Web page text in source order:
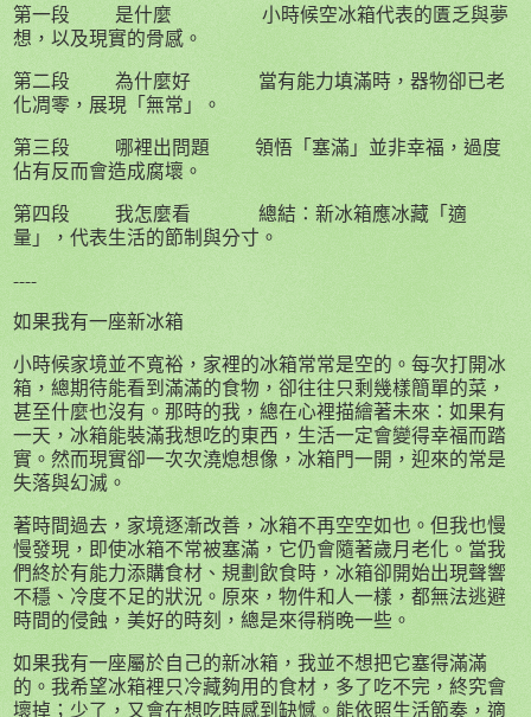
第一段
是什麼
小時候空冰箱代表的匱乏與夢
想，以及現實的骨感。
第二段
為什麼好
當有能力填滿時，器物卻已老
化凋零，展現「無常」。
第三段
哪裡出問題
領悟「塞滿」並非幸福，過度
佔有反而會造成腐壞。
第四段
我怎麼看
總結：新冰箱應冰藏「適
量」，代表生活的節制與分寸。
----
如果我有一座新冰箱
小時候家境並不寬裕，家裡的冰箱常常是空的。每次打開冰
箱，總期待能看到滿滿的食物，卻往往只剩幾樣簡單的菜，
甚至什麼也沒有。那時的我，總在心裡描繪著未來：如果有
一天，冰箱能裝滿我想吃的東西，生活一定會變得幸福而踏
實。然而現實卻一次次澆熄想像，冰箱門一開，迎來的常是
失落與幻滅。
著時間過去，家境逐漸改善，冰箱不再空空如也。但我也慢
慢發現，即使冰箱不常被塞滿，它仍會隨著歲月老化。當我
們終於有能力添購食材、規劃飲食時，冰箱卻開始出現聲響
不穩、冷度不足的狀況。原來，物件和人一樣，都無法逃避
時間的侵蝕，美好的時刻，總是來得稍晚一些。
如果我有一座屬於自己的新冰箱，我並不想把它塞得滿滿
的。我希望冰箱裡只冷藏夠用的食材，多了吃不完，終究會
壞掉；少了，又會在想吃時感到缺憾。能依照生活節奏，適